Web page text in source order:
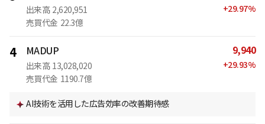
出来高 2,620,951
売買代金 22.3億
+29.97%
4 MADUP
出来高 13,028,020
売買代金 1190.7億
9,940
+29.93%
AI技術を活用した広告効率の改善期待感